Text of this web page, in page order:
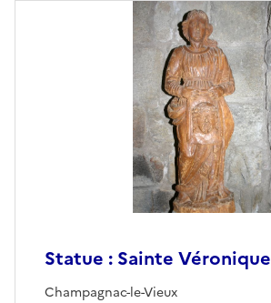
Statue : Sainte Véronique
Champagnac-le-Vieux